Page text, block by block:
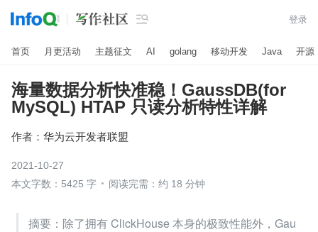
 登录
首页 月更活动 主题征文 AI golang 移动开发 Java 开源
海量数据分析快准稳！GaussDB(for
MySQL) HTAP 只读分析特性详解
作者： 华为云开发者联盟
2021-10-27
本文字数：5425 字
阅读完需：约 18 分钟
​​摘要：除了拥有 ClickHouse 本身的极致性能外，Gau